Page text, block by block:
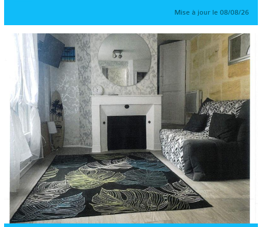
Mise à jour le 08/08/26